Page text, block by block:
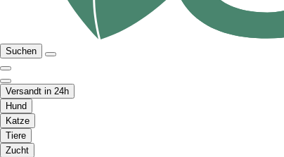
Suchen
Versandt in 24h
Hund
Katze
Tiere
Zucht